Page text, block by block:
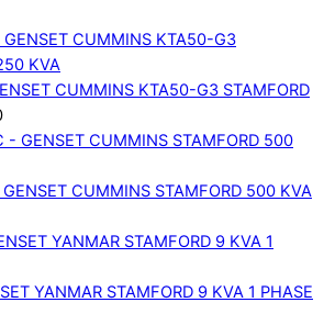
CUMMINS KTA50-G3 STAMFORD
CUMMINS STAMFORD 500 KVA
YANMAR STAMFORD 9 KVA 1 PHASE